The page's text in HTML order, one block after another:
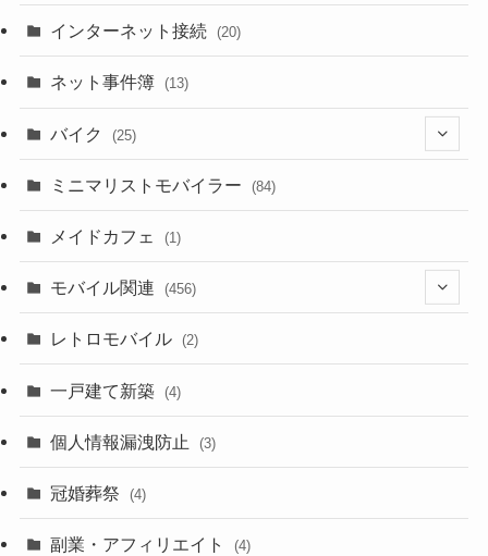
(1)
(18)
(2)
(10)
(18)
(19)
(6)
(13)
インターネット接続 (20)
ネット事件簿 (13)
バイク (25)
(8)
(23)
ミニマリストモバイラー (84)
メイドカフェ (1)
モバイル関連 (456)
(3)
レトロモバイル (2)
一戸建て新築 (4)
個人情報漏洩防止 (3)
冠婚葬祭 (4)
副業・アフィリエイト (4)